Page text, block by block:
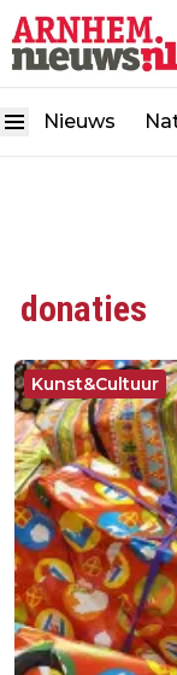
Nieuws
donaties
Kunst&Cultuur